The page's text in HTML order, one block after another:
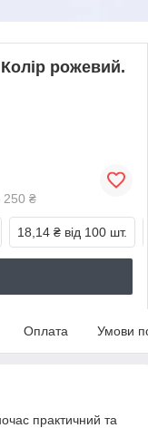
рожевий.
250 ₴
18,14 ₴ від 100 шт.
Оплата Умови
практичний та